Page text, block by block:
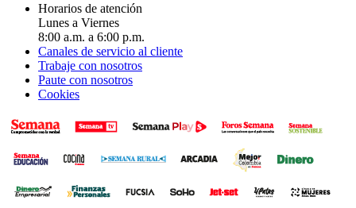
Horarios de atención
Lunes a Viernes
8:00 a.m. a 6:00 p.m.
Canales de servicio al cliente
Trabaje con nosotros
Paute con nosotros
Cookies